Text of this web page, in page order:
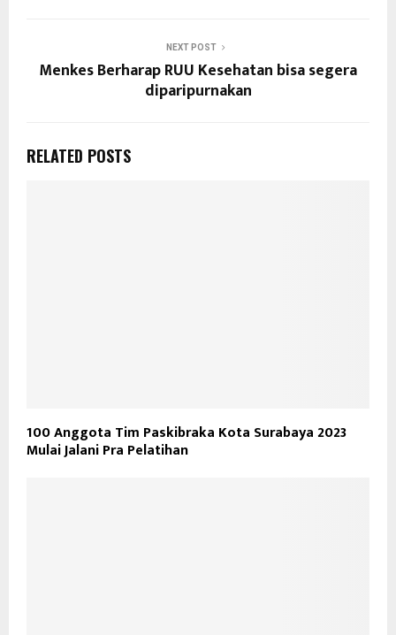
NEXT POST
Menkes Berharap RUU Kesehatan bisa segera
diparipurnakan
RELATED POSTS
100 Anggota Tim Paskibraka Kota Surabaya 2023
Mulai Jalani Pra Pelatihan